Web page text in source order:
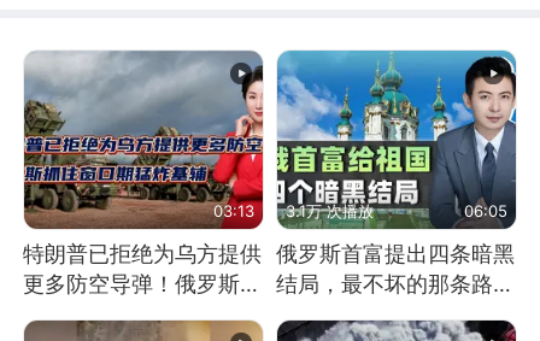
03:13
特朗普已拒绝为乌方提供
更多防空导弹！俄罗斯抓
住窗口期猛炸基辅
3.1万 次播放 06:05
俄罗斯首富提出四条暗黑
结局，最不坏的那条路是
通向东方